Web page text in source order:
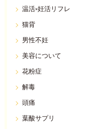
温活×妊活リフレ
猫背
男性不妊
美容について
花粉症
解毒
頭痛
葉酸サプリ